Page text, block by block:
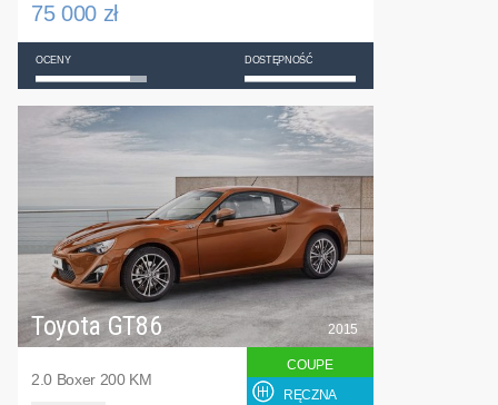
75 000 zł
OCENY DOSTĘPNOŚĆ
Toyota GT86
2.0 Boxer 200 KM
2015
COUPE
RĘCZNA